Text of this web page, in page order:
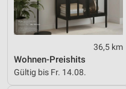
36,5 km
Wohnen-Preishits
Gültig bis Fr. 14.08.